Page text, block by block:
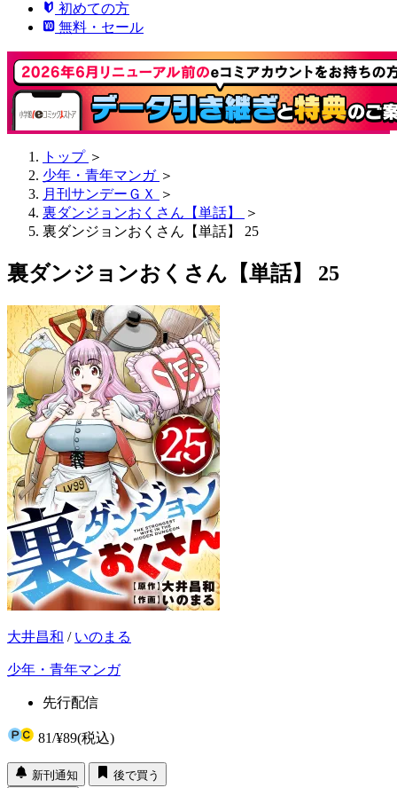
初めての方
無料・セール
トップ ＞
少年・青年マンガ ＞
月刊サンデーＧＸ
＞
裏ダンジョンおくさん【単話】
＞
裏ダンジョンおくさん【単話】 25
裏ダンジョンおくさん【単話】 25
大井昌和 / いのまる
少年・青年マンガ
先行配信
81/¥89(税込)
新刊通知
後で買う